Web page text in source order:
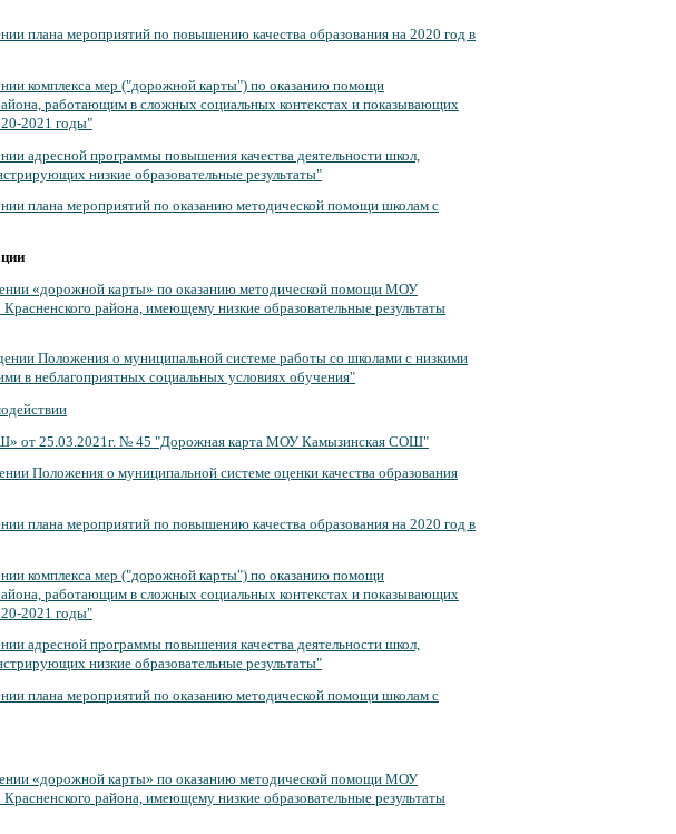
плана мероприятий по повышению качества образования на 2020 год в
комплекса мер ("дорожной карты") по оказанию помощи
работающим в сложных социальных контекстах и показывающих
2021 годы"
адресной программы повышения качества деятельности школ,
низкие образовательные результаты"
плана мероприятий по оказанию методической помощи школам с
«дорожной карты» по оказанию методической помощи МОУ
района, имеющему низкие образовательные результаты
Положения о муниципальной системе работы со школами с низкими
в неблагоприятных социальных условиях обучения"
от 25.03.2021г. № 45 "Дорожная карта МОУ Камызинская СОШ"
Положения о муниципальной системе оценки качества образования
плана мероприятий по повышению качества образования на 2020 год в
комплекса мер ("дорожной карты") по оказанию помощи
работающим в сложных социальных контекстах и показывающих
2021 годы"
адресной программы повышения качества деятельности школ,
низкие образовательные результаты"
плана мероприятий по оказанию методической помощи школам с
«дорожной карты» по оказанию методической помощи МОУ
района, имеющему низкие образовательные результаты